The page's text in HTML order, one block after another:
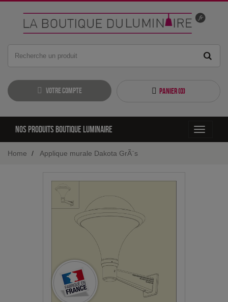
Votre compte Panier (0)
Toggle
Nos produits boutique luminaire
Home Applique murale Dakota GrÃ¨s